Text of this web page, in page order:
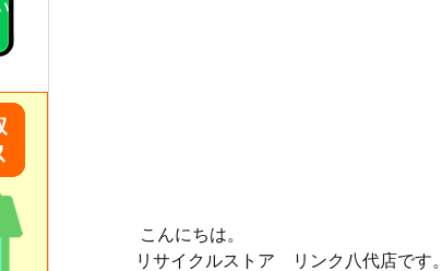
こんにちは。
リサイクルストア　リンク八代店です。
！